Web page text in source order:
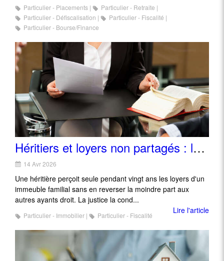
Particulier - Placements
Particulier - Retraite
Particulier - Défiscalisation
Particulier - Fiscalité
Particulier - Bourse/Finance
Héritiers et loyers non partagés : les limites de la sanction successorale
14 Avr 2026
Une héritière perçoit seule pendant vingt ans les loyers d'un
immeuble familial sans en reverser la moindre part aux
autres ayants droit. La justice la cond...
Lire l'article
Particulier - Immobilier Particulier - Fiscalité